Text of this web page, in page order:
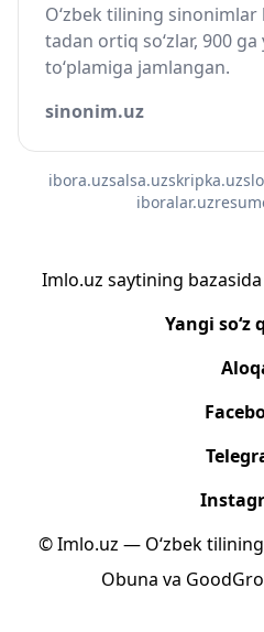
O‘zbek tilining sinonimlar
tadan ortiq so‘zlar, 900
to‘plamiga jamlangan.
sinonim.uz
ibora.uzsalsa.uzskripka.uz
iboralar.uz
Imlo.uz saytining
Yangi so‘z
© Imlo.uz — O‘zbek tilining
Obuna va